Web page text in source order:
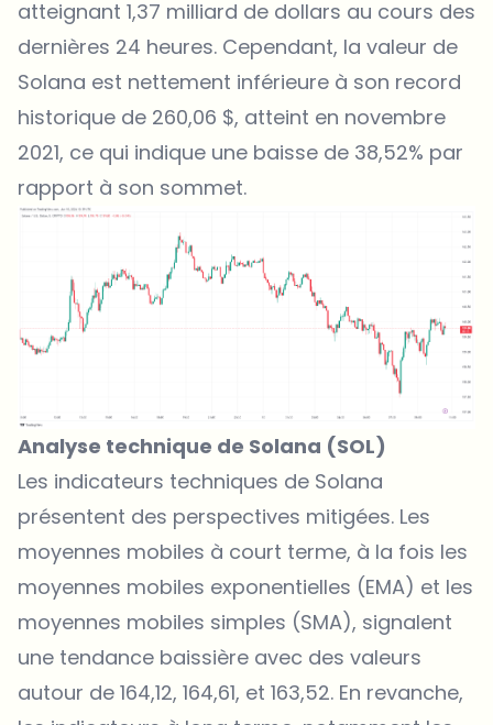
atteignant 1,37 milliard de dollars au cours des
dernières 24 heures. Cependant, la valeur de
Solana est nettement inférieure à son record
historique de 260,06 $, atteint en novembre
2021, ce qui indique une baisse de 38,52% par
rapport à son sommet.
Analyse technique de Solana (SOL)
Les indicateurs techniques de Solana
présentent des perspectives mitigées. Les
moyennes mobiles à court terme, à la fois les
moyennes mobiles exponentielles (EMA) et les
moyennes mobiles simples (SMA), signalent
une tendance baissière avec des valeurs
autour de 164,12, 164,61, et 163,52. En revanche,